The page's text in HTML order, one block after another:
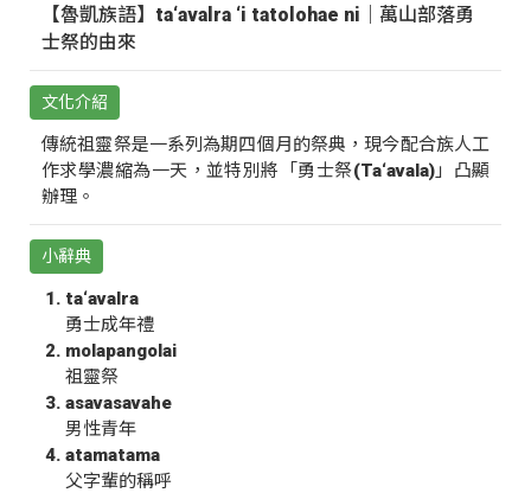
【魯凱族語】ta‘avalra ‘i tatolohae ni｜萬山部落勇
士祭的由來
文化介紹
傳統祖靈祭是一系列為期四個月的祭典，現今配合族人工
作求學濃縮為一天，並特別將「勇士祭(Ta‘avala)」凸顯
辦理。
小辭典
ta‘avalra
勇士成年禮
molapangolai
祖靈祭
asavasavahe
男性青年
atamatama
父字輩的稱呼